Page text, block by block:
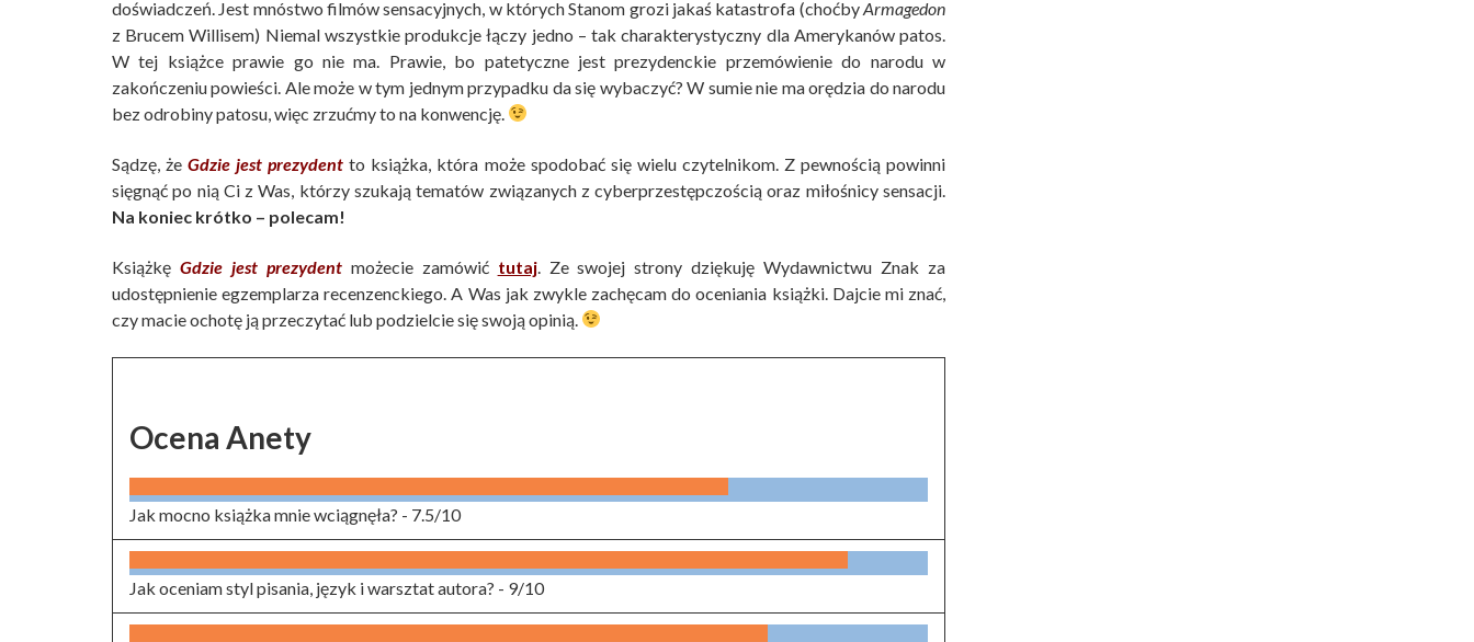
doświadczeń. Jest mnóstwo filmów sensacyjnych, w których Stanom grozi jakaś katastrofa (choćbyArmagedon
z Brucem Willisem) Niemal wszystkie produkcje łączy jedno – tak charakterystyczny dla Amerykanów patos.
W tej książce prawie go nie ma. Prawie, bo patetyczne jest prezydenckie przemówienie do narodu w
zakończeniu powieści. Ale może w tym jednym przypadku da się wybaczyć? W sumie nie ma orędzia do narodu
bez odrobiny patosu, więc zrzućmy to na konwencję.
Sądzę, żeGdzie jest prezydent to książka, która może spodobać się wielu czytelnikom. Z pewnością powinni
sięgnąć po nią Ci z Was, którzy szukają tematów związanych z cyberprzestępczością oraz miłośnicy sensacji.
Na koniec krótko – polecam!
Książkę Gdzie jest prezydentmożecie zamówić tutaj. Ze swojej strony dziękuję Wydawnictwu Znak za
udostępnienie egzemplarza recenzenckiego. A Was jak zwykle zachęcam do oceniania książki. Dajcie mi znać,
czy macie ochotę ją przeczytać lub podzielcie się swoją opinią.
Ocena Anety
Jak mocno książka mnie wciągnęła? - 7.5/10
Jak oceniam styl pisania, język i warsztat autora? - 9/10